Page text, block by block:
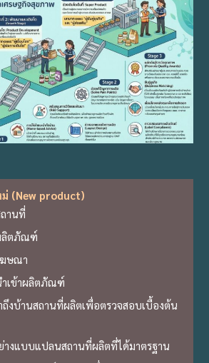
(New product)
านที่
ลิตภัณฑ์
ษณา
เข้าผลิตภัณฑ์
ถึงบ้านสถานที่ผลิตเพื่อตรวจสอบเบื้องต้น
างแบบแปลนสถานที่ผลิตที่ได้มาตรฐาน